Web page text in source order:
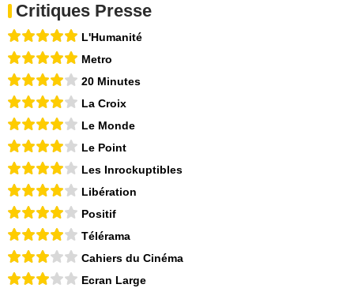
Critiques Presse
L'Humanité
Metro
20 Minutes
La Croix
Le Monde
Le Point
Les Inrockuptibles
Libération
Positif
Télérama
Cahiers du Cinéma
Ecran Large